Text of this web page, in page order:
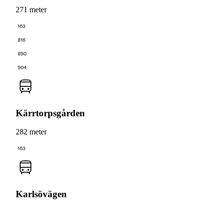
271 meter
163
816
890
904
Kärrtorpsgården
282 meter
163
Karlsövägen